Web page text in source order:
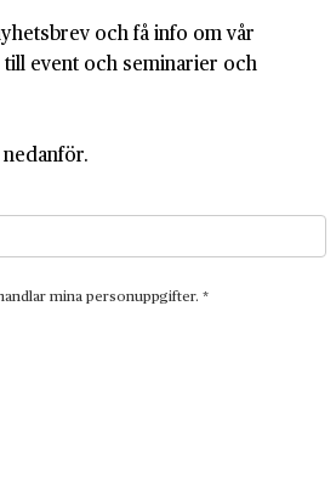
och få info om vår
event och seminarier och